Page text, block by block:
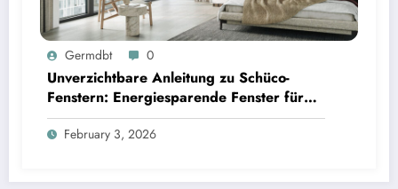
Germdbt 0
Unverzichtbare Anleitung zu Schüco-
Fenstern: Energiesparende Fenster für
2026
February 3, 2026